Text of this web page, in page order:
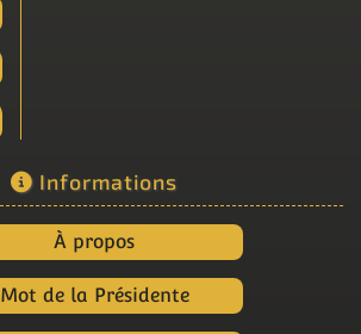
Informations
À propos
Mot de la Présidente